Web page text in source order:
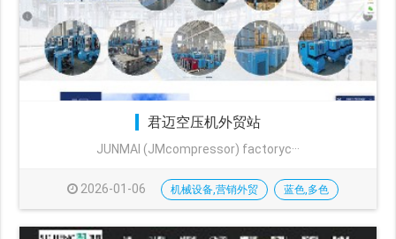
君迈空压机外贸站
JUNMAI (JMcompressor) factoryc···
2026-01-06 机械设备,营销外贸 蓝色,多色